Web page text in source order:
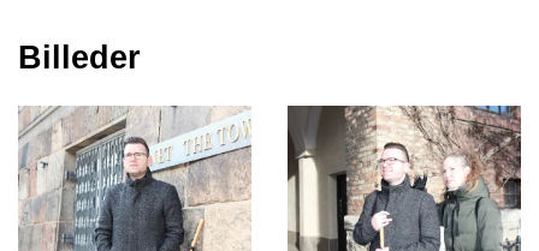
Billeder